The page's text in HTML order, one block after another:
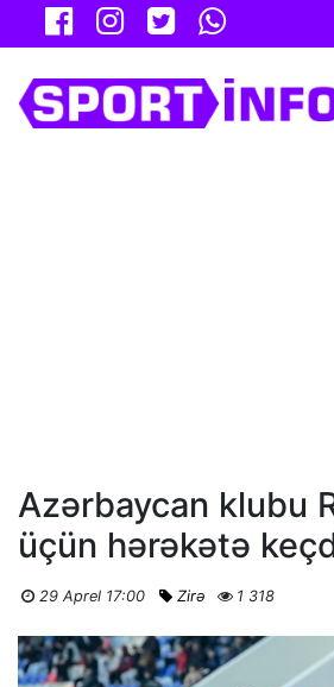
Azərbaycan klubu
üçün hərəkətə
29 Aprel 17:00 Zirə 1 318